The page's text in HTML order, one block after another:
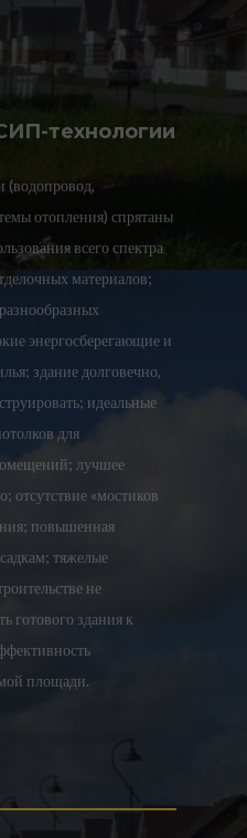
технологии
(водопровод,
отопления) спрятаны
всего спектра
материалов;
энергосберегающие и
здание долговечно,
идеальные
для
лучшее
отсутствие «мостиков
повышенная
тяжелые
не
готового здания к
площади.